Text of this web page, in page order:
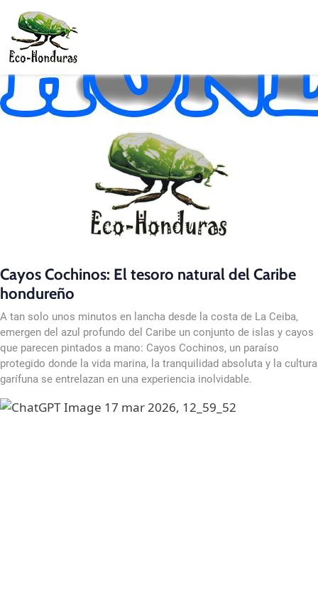
Cayos Cochinos: El tesoro natural del Caribe
hondureño
A tan solo unos minutos en lancha desde la costa de La Ceiba,
emergen del azul profundo del Caribe un conjunto de islas y cayos
que parecen pintados a mano: Cayos Cochinos, un paraíso
protegido donde la vida marina, la tranquilidad absoluta y la cultura
garífuna se entrelazan en una experiencia inolvidable.
Kun tavoitteena on varmuus,luotettavat suomalaiset nettikasinot